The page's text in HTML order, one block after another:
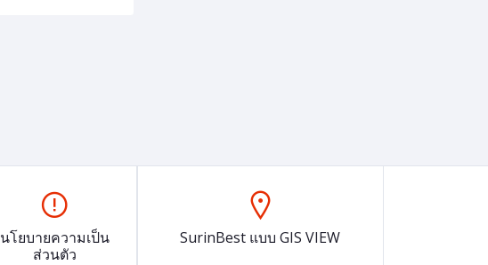
นโยบายความเป็น
ส่วนตัว
SurinBest แบบ GIS VIEW